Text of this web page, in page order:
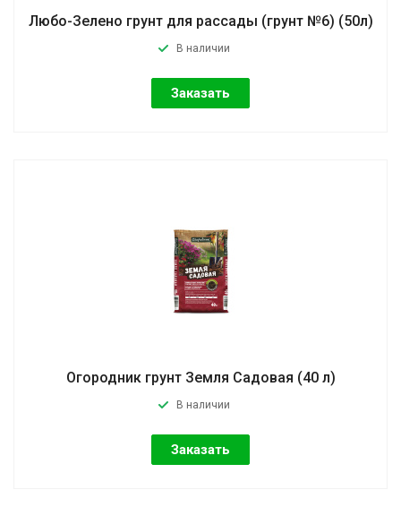
Любо-Зелено грунт для рассады (грунт №6) (50л)
В наличии
Заказать
Огородник грунт Земля Садовая (40 л)
В наличии
Заказать